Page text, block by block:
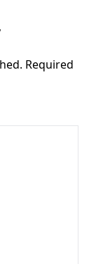
Required